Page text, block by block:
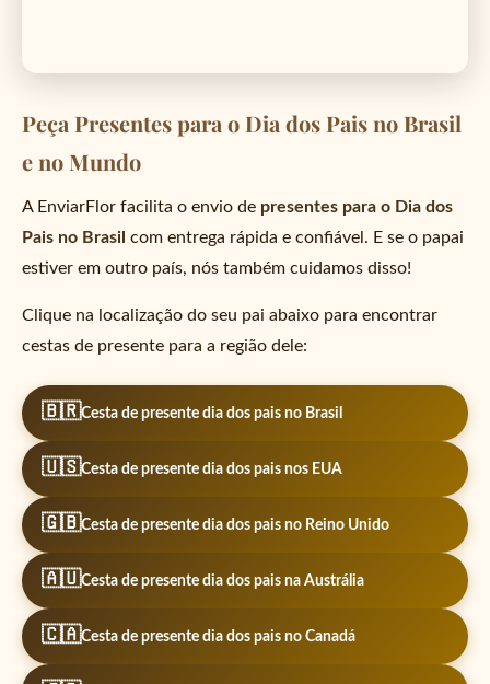
Peça Presentes para o Dia dos Pais no Brasil
e no Mundo
A EnviarFlor facilita o envio de presentes para o Dia dos
Pais no Brasil com entrega rápida e confiável. E se o papai
estiver em outro país, nós também cuidamos disso!
Clique na localização do seu pai abaixo para encontrar
cestas de presente para a região dele:
🇧🇷Cesta de presente dia dos pais no Brasil
🇺🇸Cesta de presente dia dos pais nos EUA
🇬🇧Cesta de presente dia dos pais no Reino Unido
🇦🇺Cesta de presente dia dos pais na Austrália
🇨🇦Cesta de presente dia dos pais no Canadá